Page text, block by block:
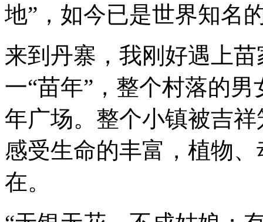
地” ，如今已是世界知名
来到丹寨，我刚好遇上
一“苗年” ，整个村落的
年广场。整个小镇被吉
感受生命的丰富，植物
在。